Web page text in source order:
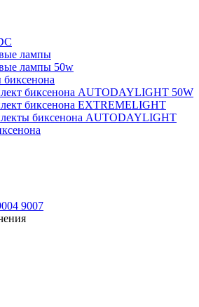
лампы
лампы 50w
биксенона AUTODAYLIGHT 50W
биксенона EXTREMELIGHT
биксенона AUTODAYLIGHT
9007